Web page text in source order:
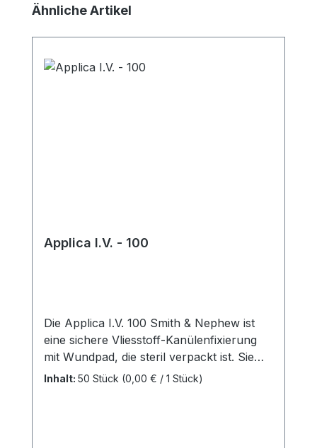
Produktgalerie überspringen
Ähnliche Artikel
Applica I.V. - 100
Die Applica I.V. 100 Smith & Nephew ist
eine sichere Vliesstoff-Kanülenfixierung
mit Wundpad, die steril verpackt ist. Sie
bietet eine Vielzahl von Eigenschaften, um
Inhalt: 50 Stück (0,00 € / 1 Stück)